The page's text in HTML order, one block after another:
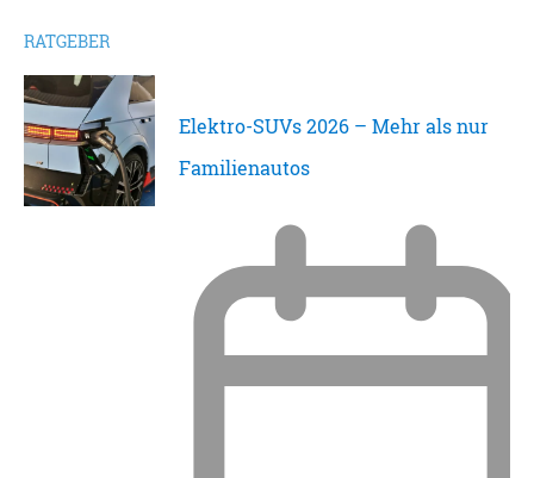
RATGEBER
Elektro-SUVs 2026 – Mehr als nur
Familienautos